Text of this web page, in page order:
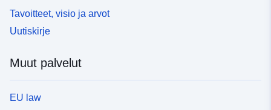
Tavoitteet, visio ja arvot
Uutiskirje
Muut palvelut
EU law